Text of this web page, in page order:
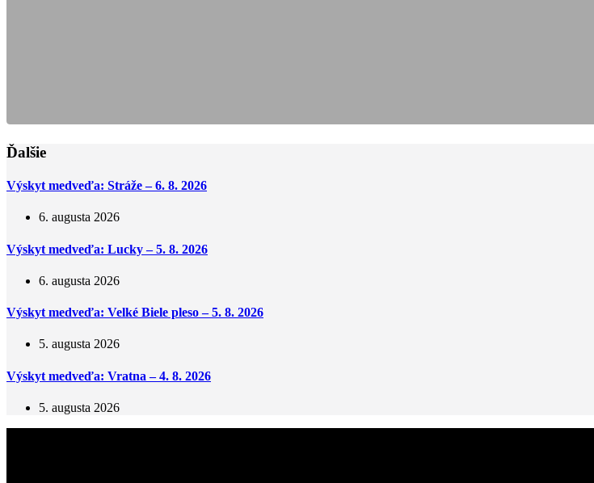
Ďalšie
Výskyt medveďa: Stráže – 6. 8. 2026
6. augusta 2026
Výskyt medveďa: Lucky – 5. 8. 2026
6. augusta 2026
Výskyt medveďa: Velké Biele pleso – 5. 8. 2026
5. augusta 2026
Výskyt medveďa: Vratna – 4. 8. 2026
5. augusta 2026